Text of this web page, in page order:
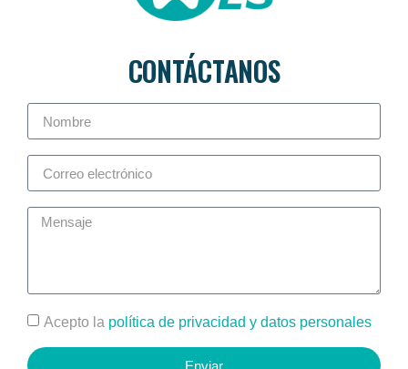
CONTÁCTANOS
Acepto la política de privacidad y datos personales
Enviar